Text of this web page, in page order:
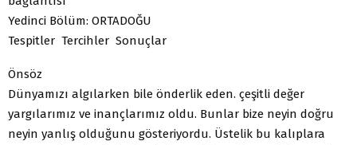
Yedinci Bölüm: ORTADOĞU
Tespitler Tercihler Sonuçlar
Önsöz
Dünyamızı algılarken bile önderlik eden. çeşitli değer
yargılarımız ve inançlarımız oldu. Bunlar bize neyin doğru
neyin yanlış olduğunu gösteriyordu. Üstelik bu kalıplara